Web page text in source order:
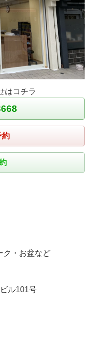
はコチラ
約
ク・お盆など
ル101号